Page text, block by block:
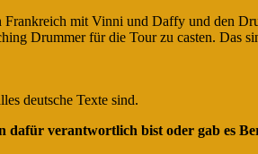
Frankreich mit Vinni und Daffy und den
Drummer für die Tour zu casten. Das
deutsche Texte sind.
dafür verantwortlich bist oder gab es